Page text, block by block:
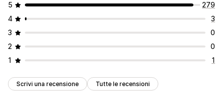
5
279
4
3
3
0
2
0
1
1
Scrivi una recensione Tutte le recensioni